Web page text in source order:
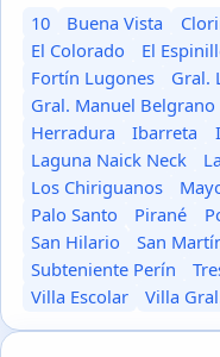
10 Buena Vista
El Colorado
El
Fortín Lugones
Gral.
Gral. Manuel Belgrano
Herradura
Ibarreta
Laguna Naick Neck
Los Chiriguanos
Palo Santo
Pirané
San Hilario
San
Subteniente Perín
Villa Escolar
Villa